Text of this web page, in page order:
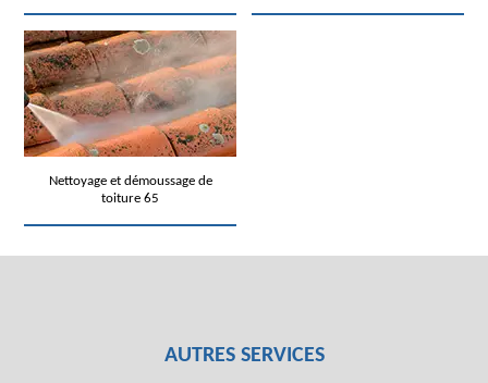
Nettoyage et démoussage de
toiture 65
AUTRES SERVICES